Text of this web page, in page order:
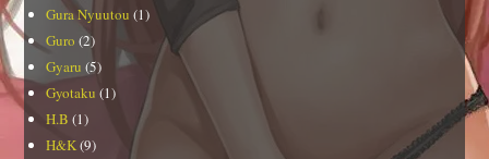
Gura Nyuutou (1)
Guro (2)
Gyaru (5)
Gyotaku (1)
H.B (1)
H&K(9)